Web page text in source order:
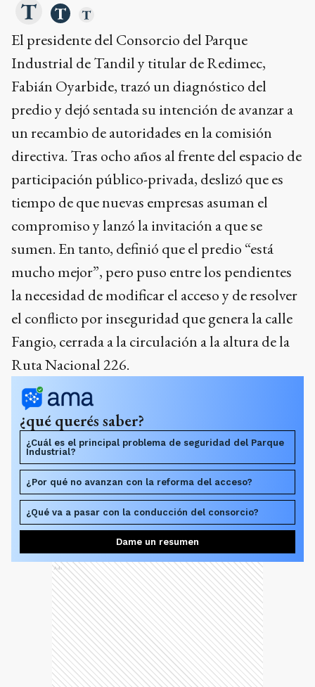
El presidente del Consorcio del Parque
Industrial de Tandil y titular de Redimec,
Fabián Oyarbide, trazó un diagnóstico del
predio y dejó sentada su intención de avanzar a
un recambio de autoridades en la comisión
directiva. Tras ocho años al frente del espacio de
participación público-privada, deslizó que es
tiempo de que nuevas empresas asuman el
compromiso y lanzó la invitación a que se
sumen. En tanto, definió que el predio “está
mucho mejor”, pero puso entre los pendientes
la necesidad de modificar el acceso y de resolver
el conflicto por inseguridad que genera la calle
Fangio, cerrada a la circulación a la altura de la
Ruta Nacional 226.
¿qué querés saber?
¿Cuál es el principal problema de seguridad del Parque
Industrial?
¿Por qué no avanzan con la reforma del acceso?
¿Qué va a pasar con la conducción del consorcio?
Dame un resumen
Ads